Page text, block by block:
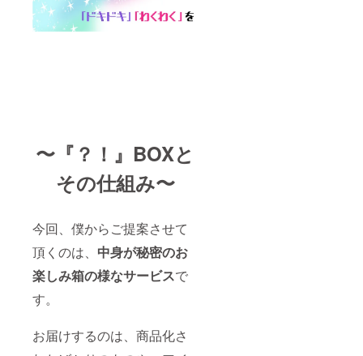
〜『？！』BOXと
その仕組み〜
今回、僕からご提案させて
頂くのは、 中身が秘密のお
楽しみ箱の様なサービスで
す。
お届けするのは、商品化さ